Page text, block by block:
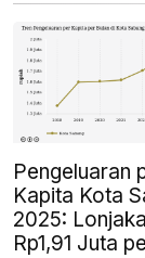
Pengeluaran
Kapita Kota
2025:
Rp1,91 Juta